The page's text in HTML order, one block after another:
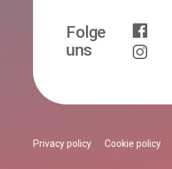
Folge
uns
Privacy policy Cookie policy